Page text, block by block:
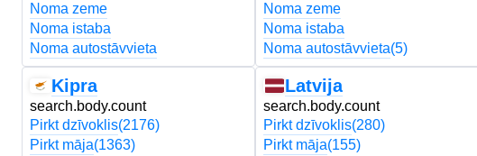
Noma zeme
Noma istaba
Noma autostāvvieta
Kipra
search.body.count
Pirkt dzīvoklis(2176)
Pirkt māja(1363)
Noma zeme
Noma istaba
Noma autostāvvieta(5)
Latvija
search.body.count
Pirkt dzīvoklis(280)
Pirkt māja(155)